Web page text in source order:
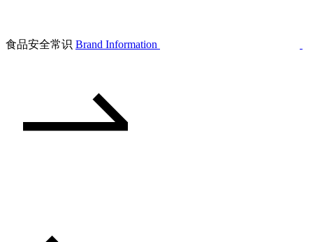
食品安全常识 Brand Information